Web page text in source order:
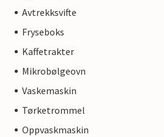
Avtrekksvifte
Fryseboks
Kaffetrakter
Mikrobølgeovn
Vaskemaskin
Tørketrommel
Oppvaskmaskin